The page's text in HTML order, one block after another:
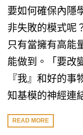
要如何確保內隱
非失敗的模式呢
只有當擁有高能
能做到。「要改
『我』和好的
知基模的神經連
READ MORE